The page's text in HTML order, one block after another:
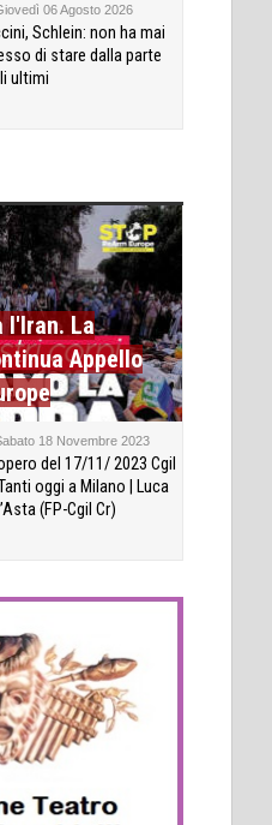
06 Agosto 2026
Schlein: non ha mai
di stare dalla parte
ultimi
l'Iran. La
Appello
18 Novembre 2023
del 17/11/ 2023 Cgil
oggi a Milano | Luca
(FP-Cgil Cr)